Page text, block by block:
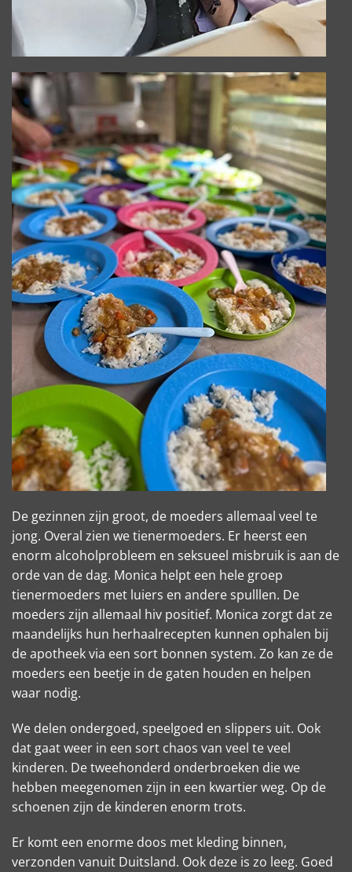
De gezinnen zijn groot, de moeders allemaal veel te
jong. Overal zien we tienermoeders. Er heerst een
enorm alcoholprobleem en seksueel misbruik is aan de
orde van de dag. Monica helpt een hele groep
tienermoeders met luiers en andere spulllen. De
moeders zijn allemaal hiv positief. Monica zorgt dat ze
maandelijks hun herhaalrecepten kunnen ophalen bij
de apotheek via een sort bonnen system. Zo kan ze de
moeders een beetje in de gaten houden en helpen
waar nodig.
We delen ondergoed, speelgoed en slippers uit. Ook
dat gaat weer in een sort chaos van veel te veel
kinderen. De tweehonderd onderbroeken die we
hebben meegenomen zijn in een kwartier weg. Op de
schoenen zijn de kinderen enorm trots.
Er komt een enorme doos met kleding binnen,
verzonden vanuit Duitsland. Ook deze is zo leeg. Goed